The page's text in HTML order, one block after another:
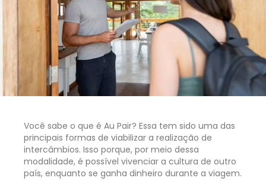
Você sabe o que é Au Pair? Essa tem sido uma das
principais formas de viabilizar a realização de
intercâmbios. Isso porque, por meio dessa
modalidade, é possível vivenciar a cultura de outro
país, enquanto se ganha dinheiro durante a viagem.